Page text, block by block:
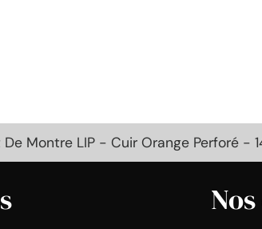
Montre LIP - Cuir Orange Perforé -